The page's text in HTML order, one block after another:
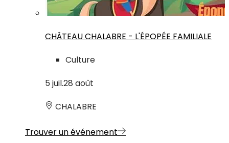
CHÂTEAU CHALABRE - L'ÉPOPÉE FAMILIALE
Culture
5 juil.28 août
CHALABRE
Trouver un événement